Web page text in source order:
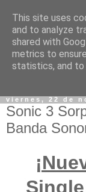
viernes, 22 de
Sonic 3
Banda
This site uses
and to analyze
shared with
metrics to
statistics, and to